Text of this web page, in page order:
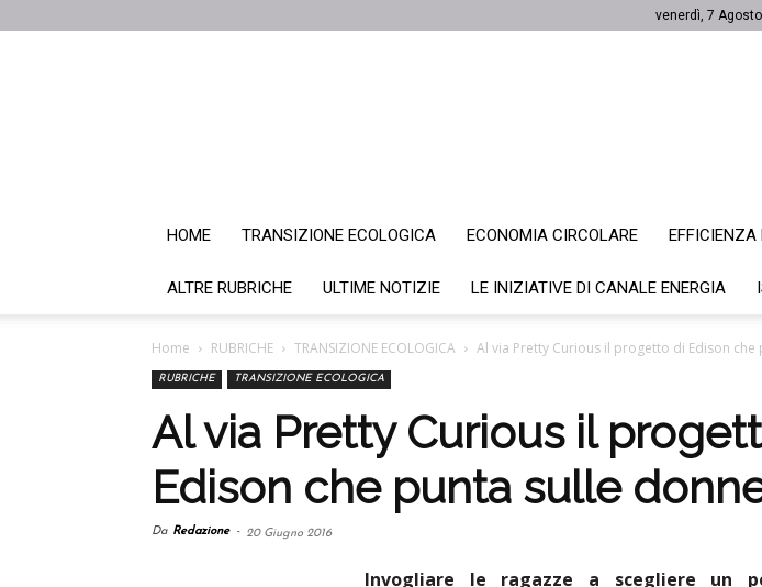
venerdì, 7
HOME TRANSIZIONE ECOLOGICA ECONOMIA CIRCOLARE EFFICIENZA
ALTRE RUBRICHE ULTIME NOTIZIE LE INIZIATIVE DI CANALE ENERGIA
Home RUBRICHE TRANSIZIONE ECOLOGICA Al via Pretty Curious il progetto di Edison che
RUBRICHE TRANSIZIONE ECOLOGICA
Al via Pretty Curious il
Edison che punta sulle
Da Redazione - 20 Giugno 2016
Invogliare le ragazze a scegliere un